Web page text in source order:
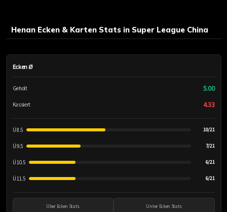
Henan Ecken & Karten Stats in Super League China
Ecken Ø
Geholt 5.00
Kassiert 4.33
Ü 8.5 10/21
Ü 9.5 7/21
Ü 10.5 6/21
Ü 11.5 6/21
Über Ecken Stats Unter Ecken Stats